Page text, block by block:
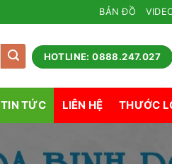
BẢN ĐỒ
HOTLINE: 0888.247.027
TIN TỨC LIÊN HỆ THƯỚC